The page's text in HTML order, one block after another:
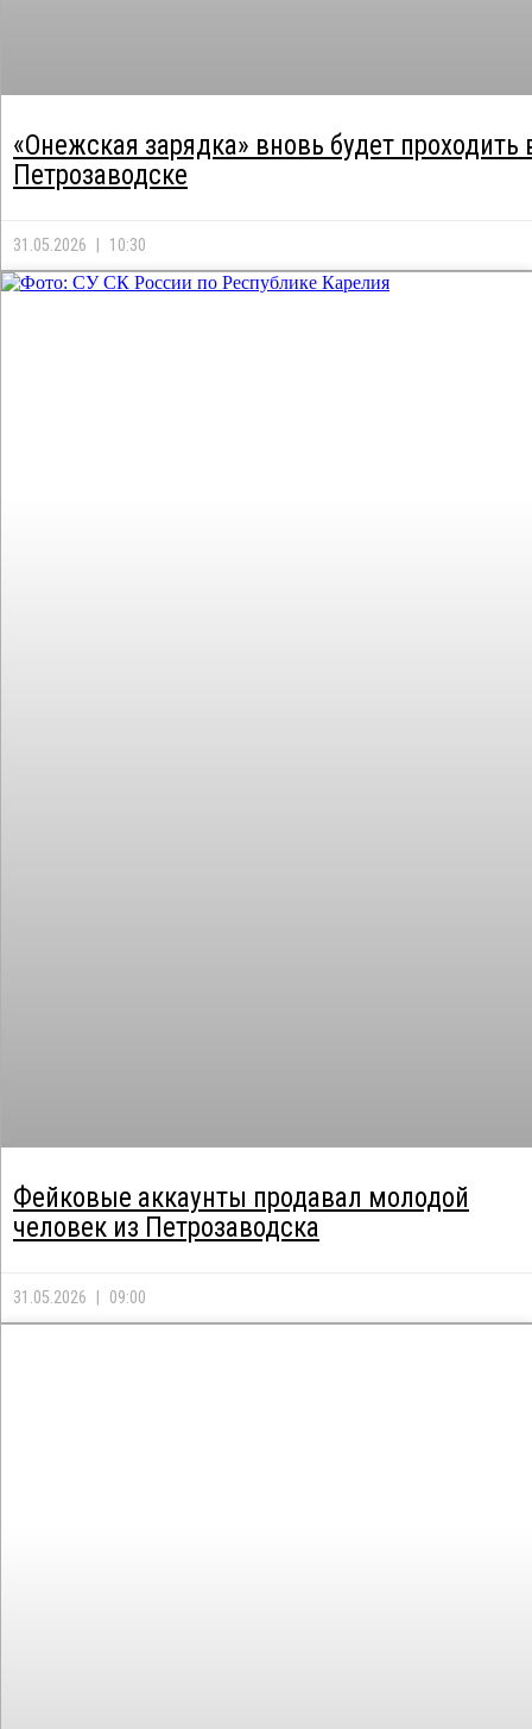
«Онежская зарядка» вновь будет проходить
Петрозаводске
31.05.2026 10:30
Фейковые аккаунты продавал молодой
человек из Петрозаводска
31.05.2026 09:00